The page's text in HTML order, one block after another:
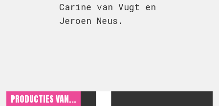
Carine van Vugt en
Jeroen Neus.
PRODUCTIES VAN...